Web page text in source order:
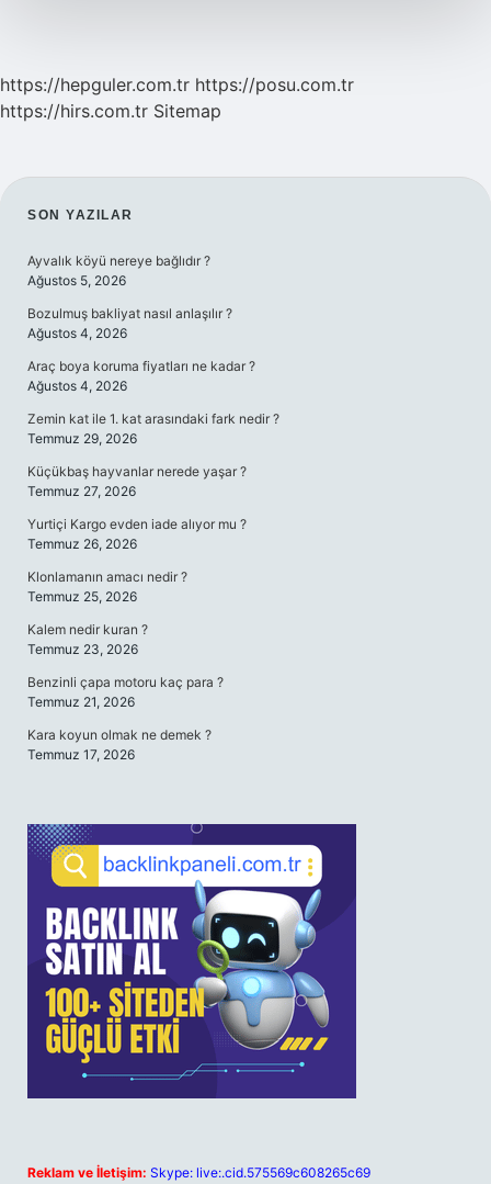
https://hepguler.com.tr https://posu.com.tr
https://hirs.com.tr Sitemap
SIDEBAR
SON YAZILAR
Ayvalık köyü nereye bağlıdır ?
Ağustos 5, 2026
Bozulmuş bakliyat nasıl anlaşılır ?
Ağustos 4, 2026
Araç boya koruma fiyatları ne kadar ?
Ağustos 4, 2026
Zemin kat ile 1. kat arasındaki fark nedir ?
Temmuz 29, 2026
Küçükbaş hayvanlar nerede yaşar ?
Temmuz 27, 2026
Yurtiçi Kargo evden iade alıyor mu ?
Temmuz 26, 2026
Klonlamanın amacı nedir ?
Temmuz 25, 2026
Kalem nedir kuran ?
Temmuz 23, 2026
Benzinli çapa motoru kaç para ?
Temmuz 21, 2026
Kara koyun olmak ne demek ?
Temmuz 17, 2026
Reklam ve İletişim: Skype: live:.cid.575569c608265c69